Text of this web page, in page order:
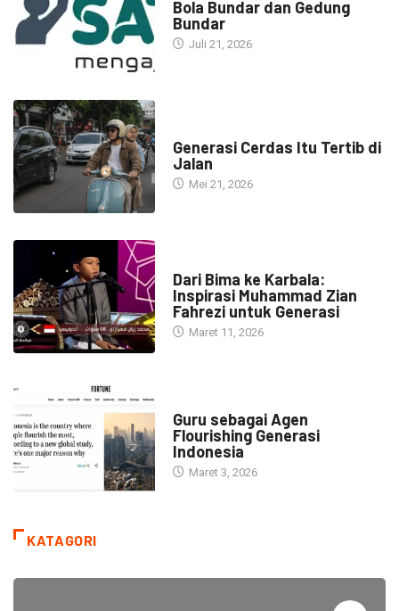
Bola Bundar dan Gedung
Bundar
Juli 21, 2026
Generasi Cerdas Itu Tertib di
Jalan
Mei 21, 2026
Dari Bima ke Karbala:
Inspirasi Muhammad Zian
Fahrezi untuk Generasi
Maret 11, 2026
Guru sebagai Agen
Flourishing Generasi
Indonesia
Maret 3, 2026
KATAGORI